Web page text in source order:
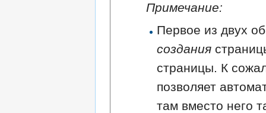
Примечание:
Первое из двух
создания
страницы. К
позволяет
там вместо него